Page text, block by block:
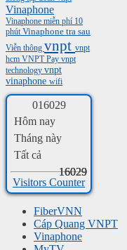
Vinaphone
Vinaphone miễn phí 10
phútVinaphone tra sau
Viễn thông vnpt vnpt
hcm VNPT Pay vnpt
technology vnpt
vinaphone wifi
016029
Hôm nay
Tháng này
Tất cả
16029
16029
16029
Visitors Counter
FiberVNN
Cáp Quang VNPT
Vinaphone